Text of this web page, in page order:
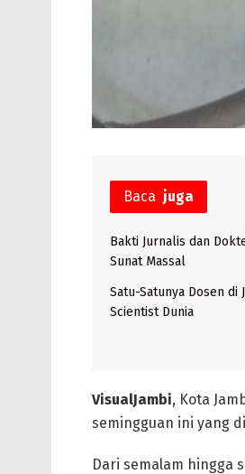
Baca juga
Bakti Jurnalis dan
Sunat Massal
Satu-Satunya Dosen di
Scientist Dunia
VisualJambi, Kota
semingguan ini yang
Dari semalam hingga